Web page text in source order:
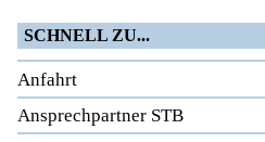
SCHNELL ZU...
Anfahrt
Ansprechpartner STB